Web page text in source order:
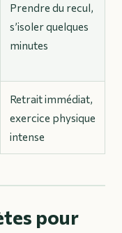
Prendre du recul,
s’isoler quelques
minutes
Retrait immédiat,
exercice physique
intense
pour